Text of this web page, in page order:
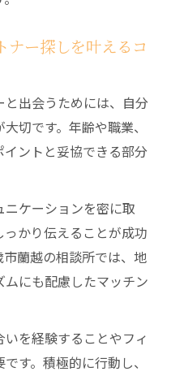
ナー探しを叶えるコ
出会うためには、自分
切です。年齢や職業、
ントと妥協できる部分
ケーションを密に取
かり伝えることが成功
蘭越の相談所では、地
にも配慮したマッチン
を経験することやフィ
す。積極的に行動し、